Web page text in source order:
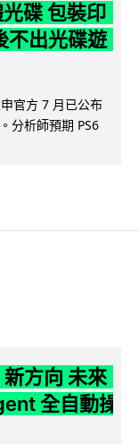
碟 包裝印
不出光碟遊
官方 7 月已公布
分析師預期 PS6
方向 未來
全自動操